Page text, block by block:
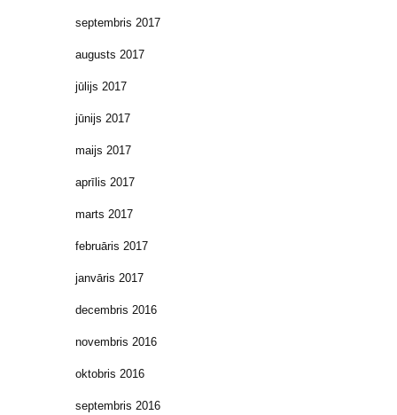
septembris 2017
augusts 2017
jūlijs 2017
jūnijs 2017
maijs 2017
aprīlis 2017
marts 2017
februāris 2017
janvāris 2017
decembris 2016
novembris 2016
oktobris 2016
septembris 2016